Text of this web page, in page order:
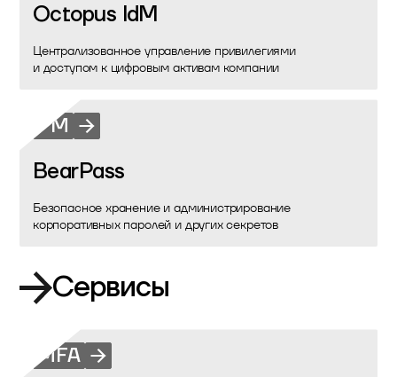
Octopus IdM
Централизованное управление привилегиями
и доступом к цифровым активам компании
PM
BearPass
Безопасное хранение и администрирование
корпоративных паролей и других секретов
Сервисы
MFA